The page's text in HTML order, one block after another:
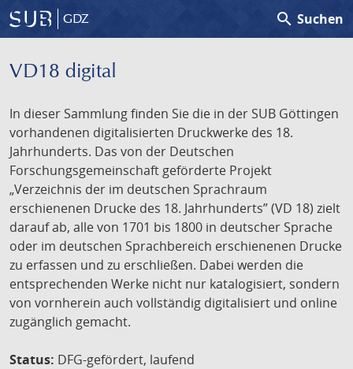
GDZ search Suchen
VD18 digital
In dieser Sammlung finden Sie die in der SUB Göttingen
vorhandenen digitalisierten Druckwerke des 18.
Jahrhunderts. Das von der Deutschen
Forschungsgemeinschaft geförderte Projekt
„Verzeichnis der im deutschen Sprachraum
erschienenen Drucke des 18. Jahrhunderts” (VD 18) zielt
darauf ab, alle von 1701 bis 1800 in deutscher Sprache
oder im deutschen Sprachbereich erschienenen Drucke
zu erfassen und zu erschließen. Dabei werden die
entsprechenden Werke nicht nur katalogisiert, sondern
von vornherein auch vollständig digitalisiert und online
zugänglich gemacht.
Status: DFG-gefördert, laufend